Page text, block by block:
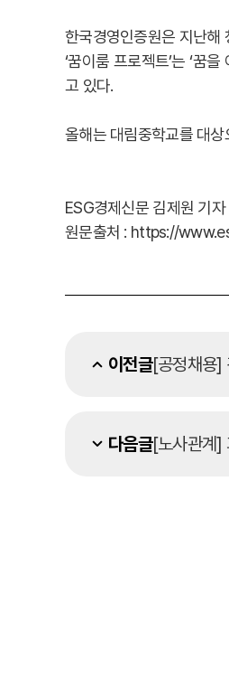
한국경영인증원은 지난해
‘꿈이룸 프로젝트’는 ‘꿈
고 있다.
올해는 대림중학교를 대상
ESG경제신문 김제원 기자
원문출처 : https://
이전글[공정채용]
다음글[노사관계]